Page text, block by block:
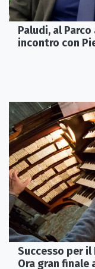
Paludi, al
incontro con
Successo per
Ora gran finale